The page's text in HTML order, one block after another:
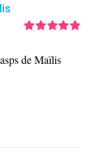
de Maïlis